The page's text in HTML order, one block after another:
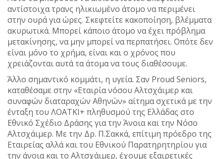
αντίστοιχα τρανς ηλικιωμένο άτομο να περιμένει
στην ουρά για ώρες. Σκεφτείτε κακοποίηση, βλέμματα
ακυρωτικά. Μπορεί κάποιο άτομο να έχει πρόβλημα
μετακίνησης, να μην μπορεί να περπατήσει. Οπότε δεν
είναι μόνο το χρήμα, είναι και ο χρόνος που
χρειάζονται αυτά τα άτομα να τους διαθέσουμε.
Άλλο σημαντικό κομμάτι, η υγεία. Σαν Proud Seniors,
καταθέσαμε στην «Εταιρία νόσου Αλτσχάιμερ και
συναφών διαταραχών Αθηνών» αίτημα σχετικά με την
ένταξη του ΛΟΑΤΚΙ+ πληθυσμού της Ελλάδας στο
Εθνικό Σχέδιο Δράσης για την Άνοια και την Νόσο
Αλτσχάιμερ. Με την Δρ. Π.Σακκά, επίτιμη πρόεδρο της
Εταιρείας αλλά και του Εθνικού Παρατηρητηρίου για
την άνοια και το Αλτσχάιμερ, έχουμε εξαιρετικές